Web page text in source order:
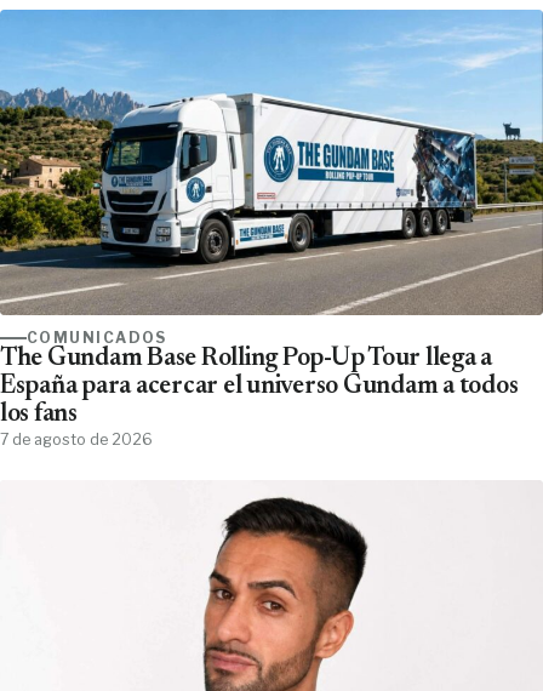
COMUNICADOS
The Gundam Base Rolling Pop-Up Tour llega a
España para acercar el universo Gundam a todos
los fans
7 de agosto de 2026